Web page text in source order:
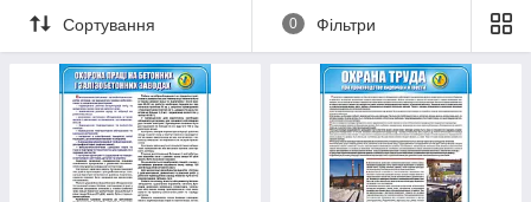
Сортування 0 Фільтри